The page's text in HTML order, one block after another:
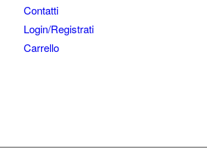
Contatti
Login/Registrati
Carrello